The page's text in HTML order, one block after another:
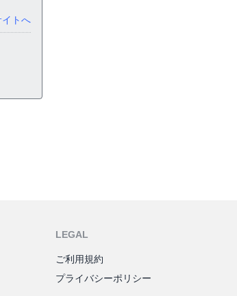
トへ
LEGAL
ご利用規約
プライバシーポリシー